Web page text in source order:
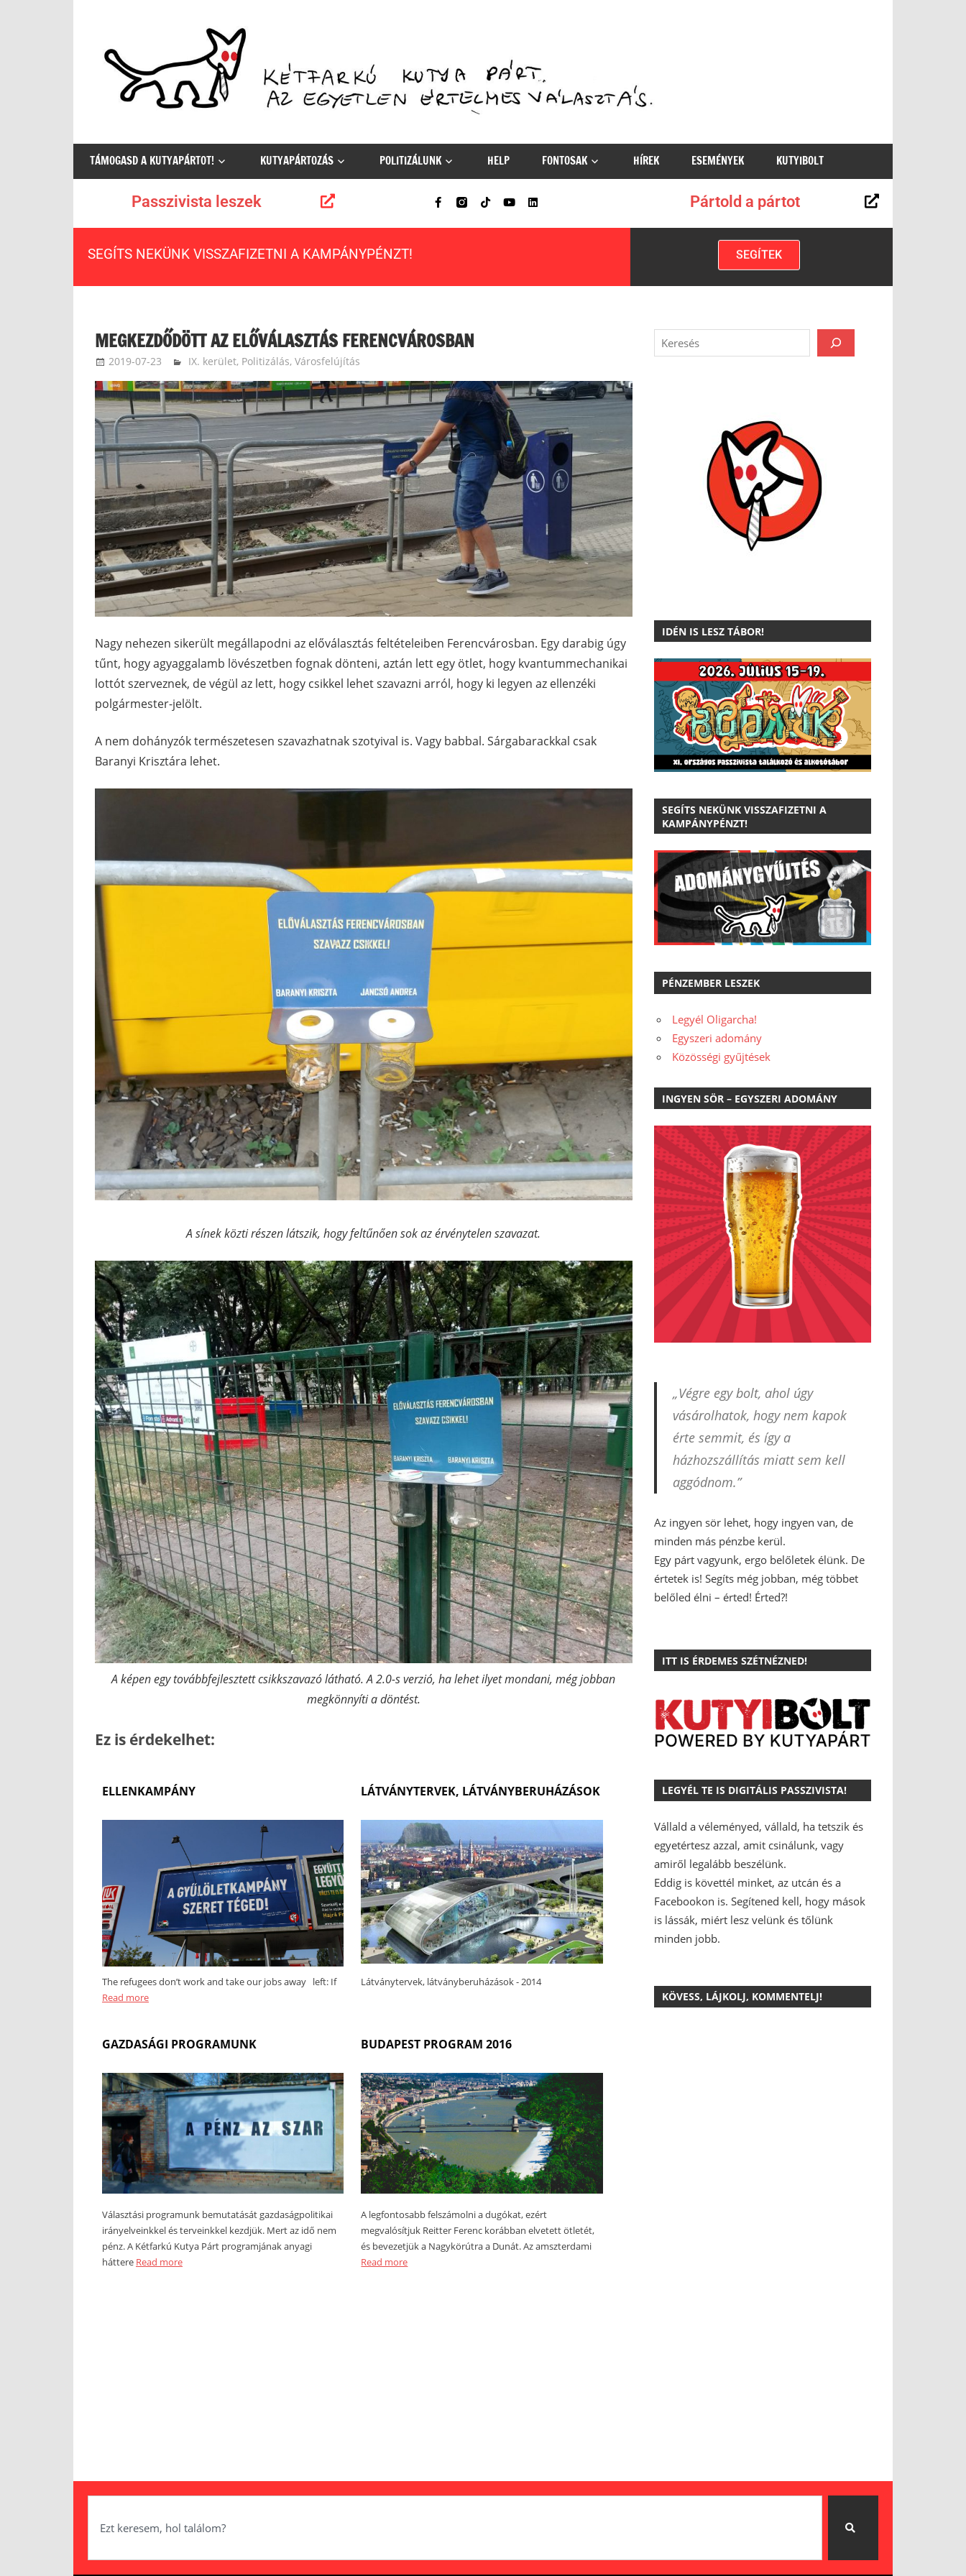
egyetlen
értelmes
választás
TÁMOGASD A KUTYAPÁRTOT! KUTYAPÁRTOZÁS POLITIZÁLUNK HELP FONTOSAK HÍREK ESEMÉNYEK KUTYIBOLT
Passzivista leszek Pártold a pártot
SEGÍTS NEKÜNK VISSZAFIZETNI A KAMPÁNYPÉNZT! SEGÍTEK
MEGKEZDŐDÖTT AZ ELŐVÁLASZTÁS FERENCVÁROSBAN
2019-07-23 ketfarkukutya
IX. kerület, Politizálás,Városfelújítás
Nagy nehezen sikerült megállapodni az előválasztás feltételeiben Ferencvárosban. Egy darabig úgy
tűnt, hogy agyaggalamb lövészetben fognak dönteni, aztán lett egy ötlet, hogy kvantummechanikai
lottót szerveznek, de végül az lett, hogy csikkel lehet szavazni arról, hogy ki legyen az ellenzéki
polgármester-jelölt.
A nem dohányzók természetesen szavazhatnak szotyival is. Vagy babbal. Sárgabarackkal csak
Baranyi Krisztára lehet.
A sínek közti részen látszik, hogy feltűnően sok az érvénytelen szavazat.
A képen egy továbbfejlesztett csikkszavazó látható. A 2.0-s verzió, ha lehet ilyet mondani, még jobban
megkönnyíti a döntést.
Ez is érdekelhet:
ELLENKAMPÁNY
The refugees don’t work and take our jobs away left: If
Read more
LÁTVÁNYTERVEK, LÁTVÁNYBERUHÁZÁSOK
Látványtervek, látványberuházások - 2014
GAZDASÁGI PROGRAMUNK
Választási programunk bemutatását gazdaságpolitikai
irányelveinkkel és terveinkkel kezdjük. Mert az idő nem
pénz. A Kétfarkú Kutya Párt programjának anyagi
háttere Read more
BUDAPEST PROGRAM 2016
A legfontosabb felszámolni a dugókat, ezért
megvalósítjuk Reitter Ferenc korábban elvetett ötletét,
és bevezetjük a Nagykörútra a Dunát. Az amszterdami
Read more
IDÉN IS LESZ TÁBOR!
SEGÍTS NEKÜNK VISSZAFIZETNI A
KAMPÁNYPÉNZT!
PÉNZEMBER LESZEK
Legyél Oligarcha!
Egyszeri adomány
Közösségi gyűjtések
INGYEN SÖR – EGYSZERI ADOMÁNY
„Végre egy bolt, ahol úgy
vásárolhatok, hogy nem kapok
érte semmit, és így a
házhozszállítás miatt sem kell
aggódnom.”
Az ingyen sör lehet, hogy ingyen van, de
minden más pénzbe kerül.
Egy párt vagyunk, ergo belőletek élünk. De
értetek is! Segíts még jobban, még többet
belőled élni – érted! Érted?!
ITT IS ÉRDEMES SZÉTNÉZNED!
LEGYÉL TE IS DIGITÁLIS PASSZIVISTA!
Vállald a véleményed, vállald, ha tetszik és
egyetértesz azzal, amit csinálunk, vagy
amiről legalább beszélünk.
Eddig is követtél minket, az utcán és a
Facebookon is. Segítened kell, hogy mások
is lássák, miért lesz velünk és tőlünk
minden jobb.
KÖVESS, LÁJKOLJ, KOMMENTELJ!